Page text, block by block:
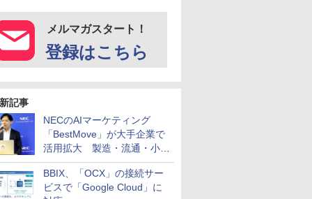
メルマガスタート！
登録はこちら
記事
NECのAIマーケティング
「BestMove」が大手企業で
活用拡大 製造・流通・小売
企業・広告代理店などが実装
フェーズへ
BBIX、「OCX」の接続サー
ビスで「Google Cloud」に